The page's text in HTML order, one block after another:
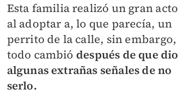
Esta familia realizó un gran acto
al adoptar a, lo que parecía, un
perrito de la calle, sin embargo,
todo cambió después de que dio
algunas extrañas señales de no
serlo.